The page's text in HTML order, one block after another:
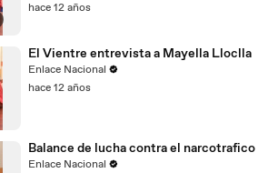
hace 12 años
El Vientre entrevista a Mayella Lloclla
Enlace Nacional
hace 12 años
Balance de lucha contra el narcotrafico
Enlace Nacional